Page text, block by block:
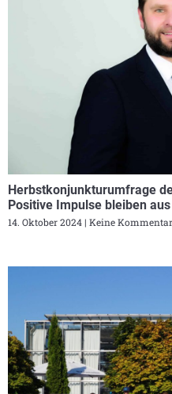
Herbstkonjunkturumfrage
Positive Impulse bleiben aus
14. Oktober 2024 Keine